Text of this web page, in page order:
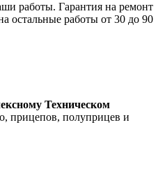
работы. Гарантия на ремонт
остальные работы от 30 до 90
Техническом
прицепов, полуприцев и